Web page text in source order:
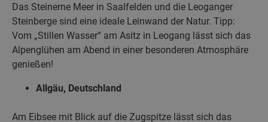
Das Steinerne Meer in Saalfelden und die Leoganger
Steinberge sind eine ideale Leinwand der Natur. Tipp:
Vom „Stillen Wasser“ am Asitz in Leogang lässt sich das
Alpenglühen am Abend in einer besonderen Atmosphäre
genießen!
Allgäu, Deutschland
Am Eibsee mit Blick auf die Zugspitze lässt sich das